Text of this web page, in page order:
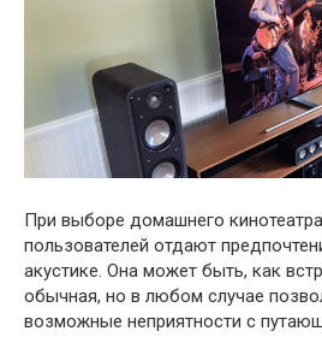
При выборе домашнего
пользователей отдают
акустике. Она может быть, как
обычная, но в любом случае
возможные неприятности с